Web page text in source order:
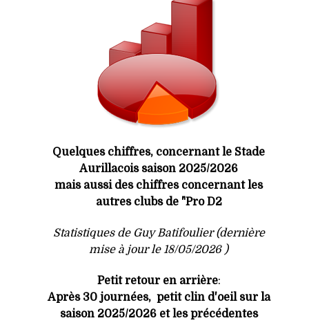
Quelques chiffres, concernant le Stade
Aurillacois saison 2025/2026
mais aussi des chiffres concernant les
autres clubs de "Pro D2
Statistiques de Guy Batifoulier (dernière
mise à jour le 18/05/2026 )
Petit retour en arrière:
Après 30 journées, petit clin d'oeil sur la
saison 2025/2026 et les précédentes